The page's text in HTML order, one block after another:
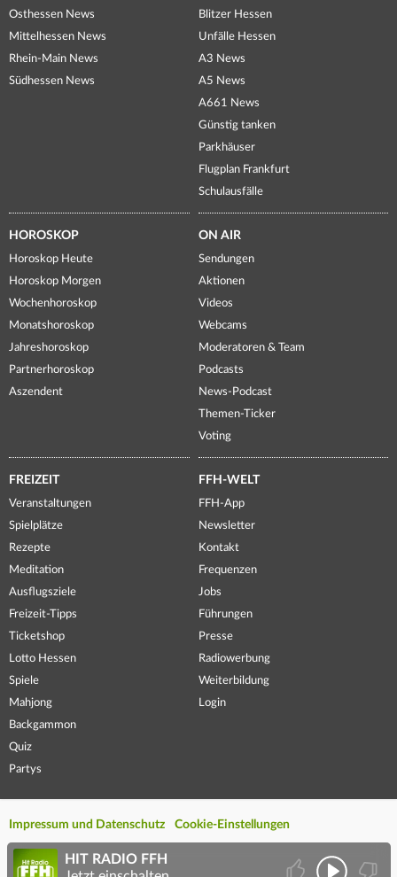
Osthessen News
Mittelhessen News
Rhein-Main News
Südhessen News
Blitzer Hessen
Unfälle Hessen
A3 News
A5 News
A661 News
Günstig tanken
Parkhäuser
Flugplan Frankfurt
Schulausfälle
HOROSKOP
Horoskop Heute
Horoskop Morgen
Wochenhoroskop
Monatshoroskop
Jahreshoroskop
Partnerhoroskop
Aszendent
ON AIR
Sendungen
Aktionen
Videos
Webcams
Moderatoren & Team
Podcasts
News-Podcast
Themen-Ticker
Voting
FREIZEIT
Veranstaltungen
Spielplätze
Rezepte
Meditation
Ausflugsziele
Freizeit-Tipps
Ticketshop
Lotto Hessen
Spiele
Mahjong
Backgammon
Quiz
Partys
FFH-WELT
FFH-App
Newsletter
Kontakt
Frequenzen
Jobs
Führungen
Presse
Radiowerbung
Weiterbildung
Login
Impressum und Datenschutz Cookie-Einstellungen
HIT RADIO FFH